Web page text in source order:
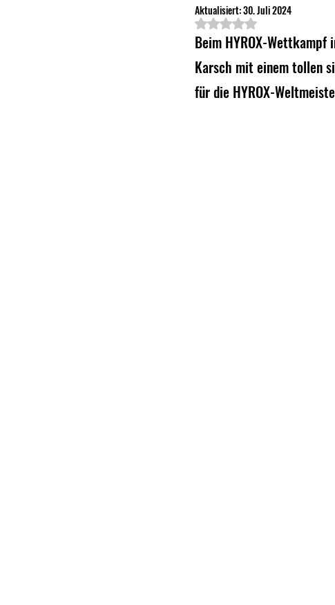
Aktualisiert:30. Juli 2024
Mit NaN von 5 Sternen
Beim HYROX-
Karsch mit einem tollen
für die HYROX-